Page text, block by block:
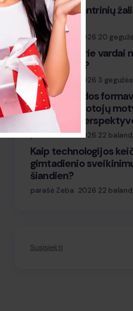
Kaip veikia antrinių
Lietuvoje?
parašė Zeba 2026 20
Kodėl kai kurie vardai
vardadienių?
parašė Zeba 2026 3 gegužės
Kaip komandos
keičia darbuotojų
ilgalaikėje
parašė Zeba 2026 22
Kaip technologijos
gimtadienio
šiandien?
parašė Zeba 2026 22
Susisiekti